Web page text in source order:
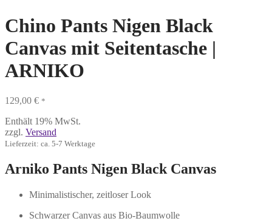
Chino Pants Nigen Black
Canvas mit Seitentasche |
ARNIKO
129,00 € *
Enthält 19% MwSt.
zzgl. Versand
Lieferzeit: ca. 5-7 Werktage
Arniko Pants Nigen Black Canvas
Minimalistischer, zeitloser Look
Schwarzer Canvas aus Bio-Baumwolle